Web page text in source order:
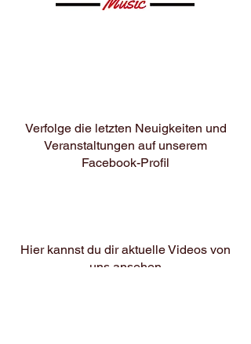
Verfolge die letzten Neuigkeiten und
Veranstaltungen auf unserem
Facebook-Profil
Hier kannst du dir aktuelle Videos von
uns ansehen